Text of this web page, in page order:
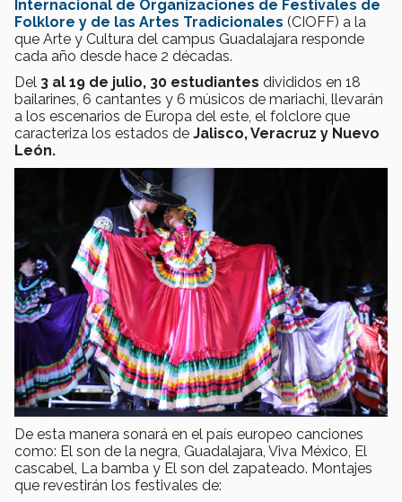
Internacional de Organizaciones de Festivales de
Folklore y de las Artes Tradicionales (CIOFF) a la
que Arte y Cultura del campus Guadalajara responde
cada año desde hace 2 décadas.
Del 3 al 19 de julio, 30 estudiantes divididos en 18
bailarines, 6 cantantes y 6 músicos de mariachi, llevarán
a los escenarios de Europa del este, el folclore que
caracteriza los estados de Jalisco, Veracruz y Nuevo
León.
De esta manera sonará en el país europeo canciones
como: El son de la negra, Guadalajara, Viva México, El
cascabel, La bamba y El son del zapateado. Montajes
que revestirán los festivales de: